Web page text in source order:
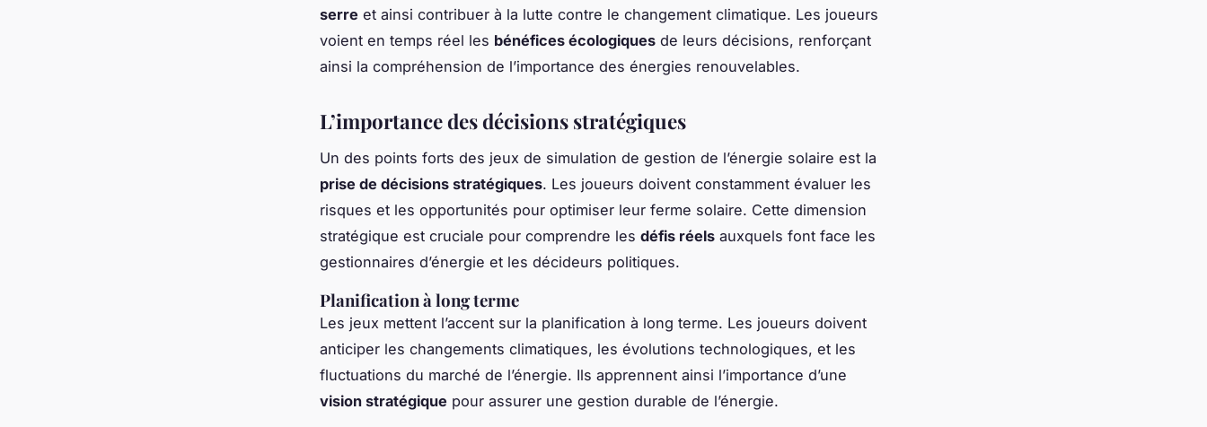
serre et ainsi contribuer à la lutte contre le changement climatique. Les joueurs
voient en temps réel les bénéfices écologiques de leurs décisions, renforçant
ainsi la compréhension de l’importance des énergies renouvelables.
L’importance des décisions stratégiques
Un des points forts des jeux de simulation de gestion de l’énergie solaire est la
prise de décisions stratégiques. Les joueurs doivent constamment évaluer les
risques et les opportunités pour optimiser leur ferme solaire. Cette dimension
stratégique est cruciale pour comprendre les défis réels auxquels font face les
gestionnaires d’énergie et les décideurs politiques.
Planification à long terme
Les jeux mettent l’accent sur la planification à long terme. Les joueurs doivent
anticiper les changements climatiques, les évolutions technologiques, et les
fluctuations du marché de l’énergie. Ils apprennent ainsi l’importance d’une
vision stratégique pour assurer une gestion durable de l’énergie.